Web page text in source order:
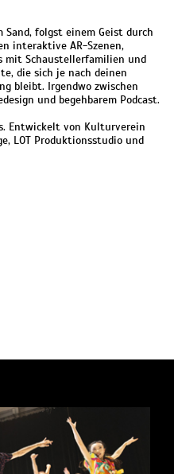
Sand, folgst einem Geist durch
interaktive AR-Szenen,
mit Schaustellerfamilien und
die sich je nach deinen
bleibt. Irgendwo zwischen
und begehbarem Podcast.
Entwickelt von Kulturverein
LOT Produktionsstudio und